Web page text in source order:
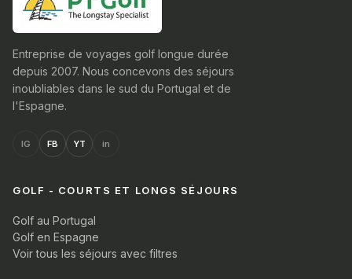
Entreprise de voyages golf longue durée
depuis 2007. Nous concevons des séjours
inoubliables dans le sud du Portugal et de
l'Espagne.
IG FB YT in
GOLF - COURTS ET LONGS SÉJOURS
Golf au Portugal
Golf en Espagne
Voir tous les séjours avec filtres